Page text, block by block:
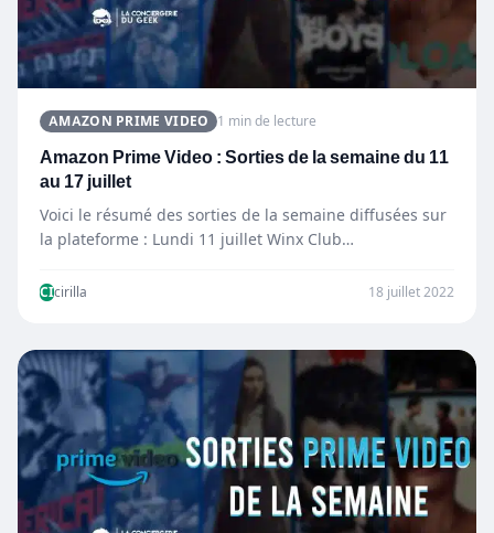
AMAZON PRIME VIDEO 1 min de lecture
Amazon Prime Video : Sorties de la semaine du 11
au 17 juillet
Voici le résumé des sorties de la semaine diffusées sur
la plateforme : Lundi 11 juillet Winx Club…
CIcirilla 18 juillet 2022